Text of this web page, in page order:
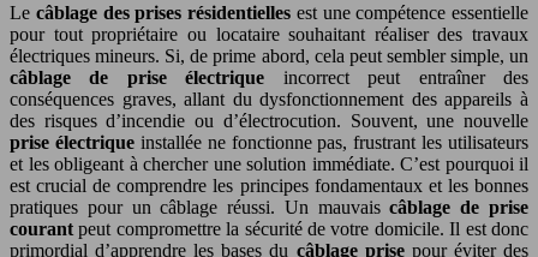
Le câblage des prises résidentielles est une compétence essentielle
pour tout propriétaire ou locataire souhaitant réaliser des travaux
électriques mineurs. Si, de prime abord, cela peut sembler simple, un
câblage de prise électrique incorrect peut entraîner des
conséquences graves, allant du dysfonctionnement des appareils à
des risques d’incendie ou d’électrocution. Souvent, une nouvelle
prise électrique installée ne fonctionne pas, frustrant les utilisateurs
et les obligeant à chercher une solution immédiate. C’est pourquoi il
est crucial de comprendre les principes fondamentaux et les bonnes
pratiques pour un câblage réussi. Un mauvaiscâblage de prise
courantpeut compromettre la sécurité de votre domicile. Il est donc
primordial d’apprendre les bases du câblage prise pour éviter des